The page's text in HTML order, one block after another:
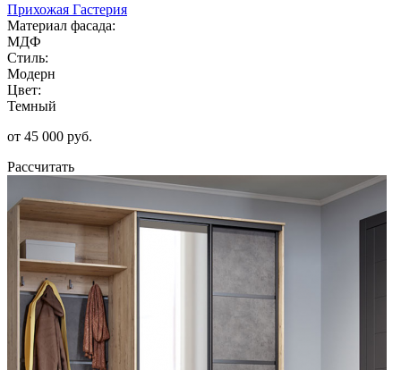
Прихожая Гастерия
Материал фасада:
МДФ
Стиль:
Модерн
Цвет:
Темный
от 45 000 руб.
Рассчитать